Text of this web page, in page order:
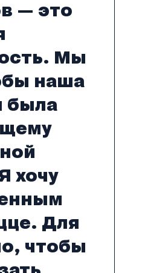
— это
Мы
наша
была
хочу
Для
чтобы